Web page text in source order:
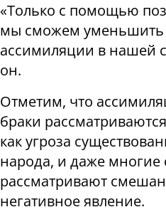
«Только с помощью
мы сможем уменьшить
ассимиляции в нашей
он.
Отметим, что
браки
как угроза
народа, и даже многие
рассматривают
негативное явление.